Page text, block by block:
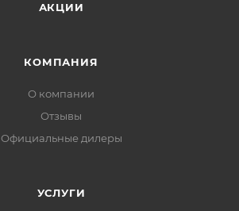
АКЦИИ
КОМПАНИЯ
О компании
Отзывы
Официальные дилеры
УСЛУГИ